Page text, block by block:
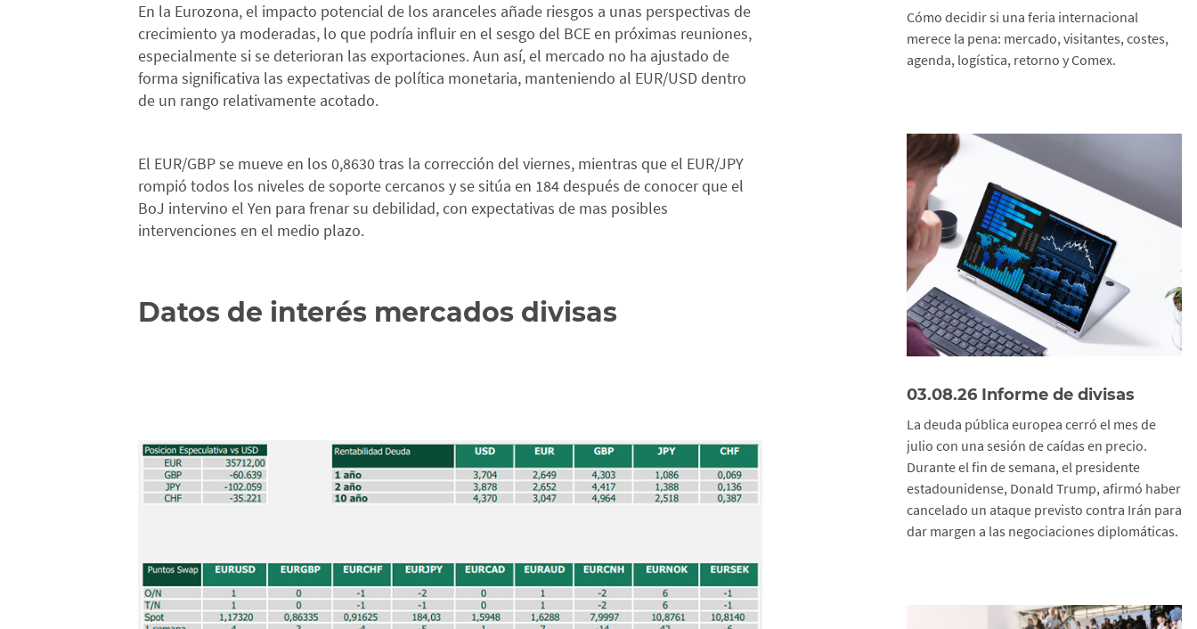
En la Eurozona, el impacto potencial de los aranceles añade riesgos a unas perspectivas de
crecimiento ya moderadas, lo que podría influir en el sesgo del BCE en próximas reuniones,
especialmente si se deterioran las exportaciones. Aun así, el mercado no ha ajustado de
forma significativa las expectativas de política monetaria, manteniendo al EUR/USD dentro
de un rango relativamente acotado.
El EUR/GBP se mueve en los 0,8630 tras la corrección del viernes, mientras que el EUR/JPY
rompió todos los niveles de soporte cercanos y se sitúa en 184 después de conocer que el
BoJ intervino el Yen para frenar su debilidad, con expectativas de mas posibles
intervenciones en el medio plazo.
Datos de interés mercados divisas
Cómo decidir si una feria internacional
merece la pena: mercado, visitantes, costes,
agenda, logística, retorno y Comex.
03.08.26 Informe de divisas
La deuda pública europea cerró el mes de
julio con una sesión de caídas en precio.
Durante el fin de semana, el presidente
estadounidense, Donald Trump, afirmó haber
cancelado un ataque previsto contra Irán para
dar margen a las negociaciones diplomáticas.